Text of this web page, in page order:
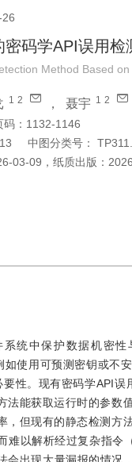
码学API误用检
Method Based
1 2 ， 聂宇 1 2
码：1132-1146
中图分类号：
03-09 ， 纸质出版：
统中保护数据机密
使用可预测密钥或不
性。现有密码学API
法能获取运行时的参数
，但现有的静态检测方
难以解析经过复杂指令